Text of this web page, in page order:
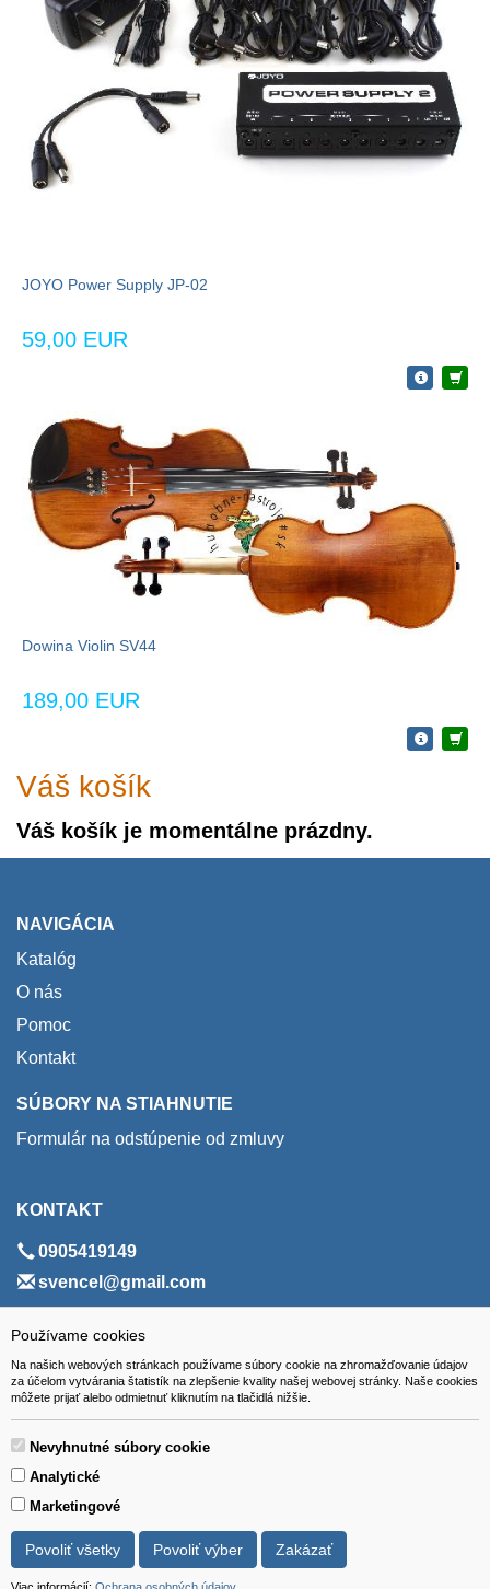
Používame cookies
Na našich webových stránkach používame súbory cookie na zhromažďovanie údajov
za účelom vytvárania štatistík na zlepšenie kvality našej webovej stránky. Naše cookies
môžete prijať alebo odmietnuť kliknutím na tlačidlá nižšie.
Nevyhnutné súbory cookie
Analytické
Marketingové
Povoliť všetky Povoliť výber Zakázať
JOYO Power Supply JP-02
59,00 EUR
Dowina Violin SV44
189,00 EUR
Váš košík
Váš košík je momentálne prázdny.
NAVIGÁCIA
Katalóg
O nás
Pomoc
Kontakt
SÚBORY NA STIAHNUTIE
Formulár na odstúpenie od zmluvy
KONTAKT
0905419149
svencel@gmail.com
ADRESA
VEST - tech s.r.o.
Hviezdoslavova 280/6, 965 01 Žiar nad Hronom
Slovakia (Slovak Republic)
Všetky ceny sú uvádzané vrátane DPH.
© 2018 GIBOX, s.r.o. • Generuje redakčný systém YGScms •